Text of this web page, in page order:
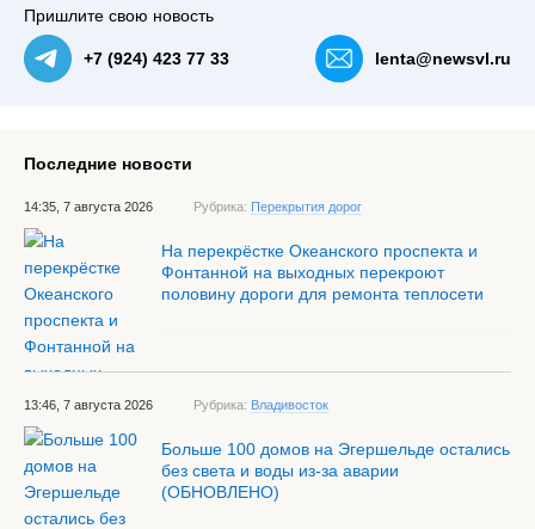
Пришлите свою новость
+7 (924) 423 77 33 lenta@newsvl.ru
Последние новости
14:35, 7 августа 2026 Рубрика: Перекрытия дорог
На перекрёстке Океанского проспекта и
Фонтанной на выходных перекроют
половину дороги для ремонта теплосети
13:46, 7 августа 2026 Рубрика: Владивосток
Больше 100 домов на Эгершельде остались
без света и воды из-за аварии
(ОБНОВЛЕНО)